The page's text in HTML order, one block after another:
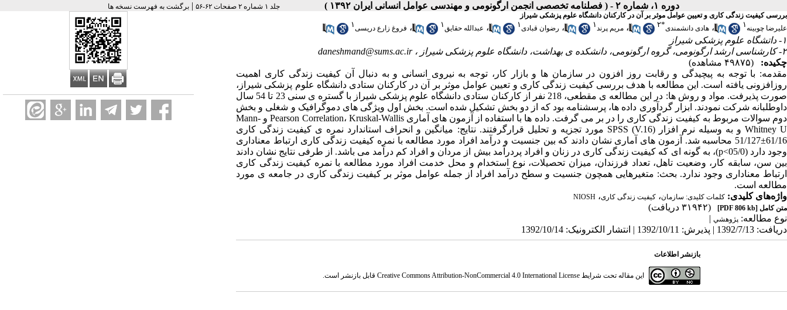
دوره ۱، شماره ۲ - ( فصلنامه تخصصی انجمن ارگونومی و مهندسی عوامل انسانی ایران ۱۳۹۲ ) جلد ۱ شماره ۲ صفحات ۶۲-۵۶ | برگشت به فهرست نسخه ها
بررسی کیفیت زندگی کاری و تعیین عوامل موثر بر آن در کارکنان دانشگاه علوم پزشکی شیراز
علیرضا چوبینه۱ ، هادی دانشمندی*۲ ، مریم پرند۱ ، رضوان قبادی۱ ، عبدالله حقایق۱ ، فروغ زارع دریسی۱
۱- داتشگاه علوم پزشکی شیراز
۲- کارشناسی ارشد ارگونومی، گروه ارگونومی، دانشکده ی بهداشت، دانشگاه علوم پزشکی شیراز ،
daneshmand@sums.ac.ir
چکیده:
(۴۹۸۷۵ مشاهده)
مقدمه: با توجه به پیچیدگی و رقابت روز افزون در سازمان ها و بازار کار، توجه به نیروی انسانی و به دنبال آن کیفیت زندگی کاری اهمیت
روزافزونی یافته است. این مطالعه با هدف بررسی کیفیت زندگی کاری و تعیین عوامل موثر بر آن در کارکنان ستادی دانشگاه علوم پزشکی شیراز،
صورت پذیرفت. مواد و روش ها: در این مطالعه ی مقطعی، 218 نفر از کارکنان ستادی دانشگاه علوم پزشکی شیراز با گستره ی سنی 23 تا 54 سال
داوطلبانه شرکت نمودند. ابزار گردآوری داده ها، پرسشنامه بود که از دو بخش تشکیل شده است. بخش اول ویژگی های دموگرافیک و شغلی و بخش
دوم سوالات مربوط به کیفیت زندگی کاری را در بر می گرفت. داده ها با استفاده از آزمون های آماری Pearson Correlation، Kruskal-Wallis و Mann-
Whitney U و به وسیله نرم افزار SPSS (V.16) مورد تجزیه و تحلیل قرارگرفتند. نتایج: میانگین و انحراف استاندارد نمره ی کیفیت زندگی کاری
61/16±51/127 محاسبه شد. آزمون های آماری نشان دادند که بین جنسیت و درآمد افراد مورد مطالعه با نمره کیفیت زندگی کاری ارتباط معناداری
وجود دارد (05/0>p)، به گونه ای که کیفیت زندگی کاری در زنان و افراد پردرآمد بیش از مردان و افراد کم درآمد می باشد. از طرفی نتایج نشان دادند
بین سن، سابقه کار، وضعیت تاهل، تعداد فرزندان، میزان تحصیلات، نوع استخدام و محل خدمت افراد مورد مطالعه با نمره کیفیت زندگی کاری
ارتباط معناداری وجود ندارد. بحث: متغیرهایی همچون جنسیت و سطح درآمد افراد از جمله عوامل موثر بر کیفیت زندگی کاری در جامعه ی مورد
مطالعه است.
واژه‌های کلیدی: کلمات کلیدی: سازمان، کیفیت زندگی کاری، NIOSH
متن کامل [PDF 806 kb]
(۳۱۹۴۲ دریافت)
نوع مطالعه: پژوهشي |
دریافت: 1392/7/13 | پذیرش: 1392/10/11 | انتشار الکترونیک: 1392/10/14
بازنشر اطلاعات
این مقاله تحت شرایط Creative Commons Attribution-NonCommercial 4.0 International Licenseقابل بازنشر است.